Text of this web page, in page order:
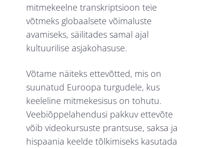
mitmekeelne transkriptsioon teie
võtmeks globaalsete võimaluste
avamiseks, säilitades samal ajal
kultuurilise asjakohasuse.
Võtame näiteks ettevõtted, mis on
suunatud Euroopa turgudele, kus
keeleline mitmekesisus on tohutu.
Veebiõppelahendusi pakkuv ettevõte
võib videokursuste prantsuse, saksa ja
hispaania keelde tõlkimiseks kasutada